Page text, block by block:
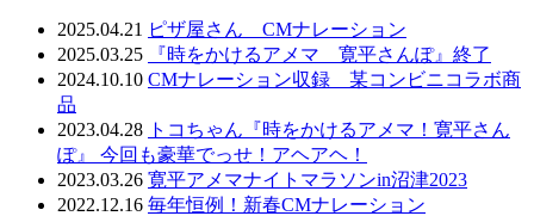
2025.04.21 ピザ屋さん CMナレーション
2025.03.25
『時をかけるアメマ 寛平さんぽ』終了
2024.10.10 CMナレーション収録 某コンビニコラボ商
品
2023.04.28 トコちゃん『時をかけるアメマ！寛平さん
ぽ』 今回も豪華でっせ！アヘアヘ！
2023.03.26 寛平アメマナイトマラソンin沼津2023
2022.12.16 毎年恒例！新春CMナレーション